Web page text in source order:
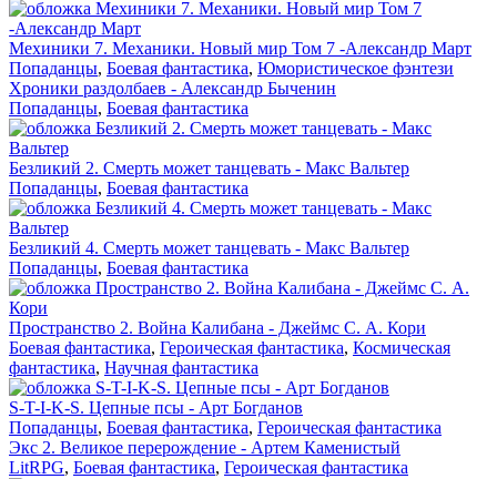
Мехиники 7. Механики. Новый мир Том 7 -Александр Март
Попаданцы, Боевая фантастика, Юмористическое фэнтези
Хроники раздолбаев - Александр Быченин
Попаданцы, Боевая фантастика
Безликий 2. Смерть может танцевать - Макс Вальтер
Попаданцы, Боевая фантастика
Безликий 4. Смерть может танцевать - Макс Вальтер
Попаданцы, Боевая фантастика
Пространство 2. Война Калибана - Джеймс С. А. Кори
Боевая фантастика, Героическая фантастика, Космическая
фантастика, Научная фантастика
S-T-I-K-S. Цепные псы - Арт Богданов
Попаданцы, Боевая фантастика, Героическая фантастика
Экс 2. Великое перерождение - Артем Каменистый
LitRPG, Боевая фантастика, Героическая фантастика